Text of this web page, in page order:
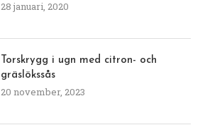
28 januari, 2020
Torskrygg i ugn med citron- och
gräslökssås
20 november, 2023